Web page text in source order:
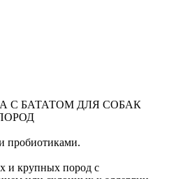
С БАТАТОМ ДЛЯ СОБАК
пробиотиками.
и крупных пород с